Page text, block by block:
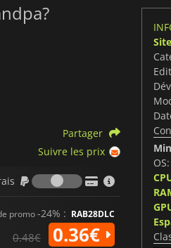
Partager
Suivre les prix
Frais
promo-24% : RAB28DLC
0.48€ 0.36€
OS: